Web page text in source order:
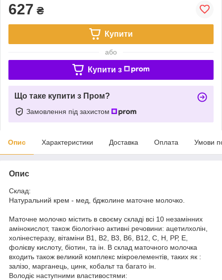
627 ₴
Купити
або
Купити з
Що таке купити з Пром?
Замовлення під захистом
Опис Характеристики Доставка Оплата Умови
Опис
Склад:
Натуральний крем - мед, бджолине маточне молочко.
Маточне молочко містить в своєму складі всі 10 незамінних
амінокислот, також біологічно активні речовини: ацетилхолін,
холінестеразу, вітаміни В1, В2, В3, В6, В12, С, Н, РР, Е,
фолієву кислоту, біотин, та ін. В склад маточного молочка
входить також великий комплекс мікроелементів, таких як :
залізо, марганець, цинк, кобальт та багато ін.
Володіє наступними властивостями: